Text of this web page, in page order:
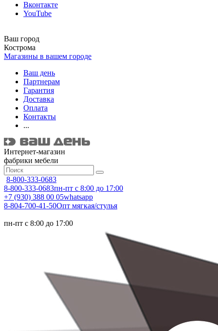
Вконтакте
YouTube
Ваш город
Кострома
Магазины в вашем городе
Ваш день
Партнерам
Гарантия
Доставка
Оплата
Контакты
...
Интернет-магазин
фабрики мебели
8-800-333-0683
8-800-333-0683пн-пт с 8:00 до 17:00
+7 (930) 388 00 05whatsapp
8-804-700-41-50Опт мягкая/стулья
пн-пт с 8:00 до 17:00